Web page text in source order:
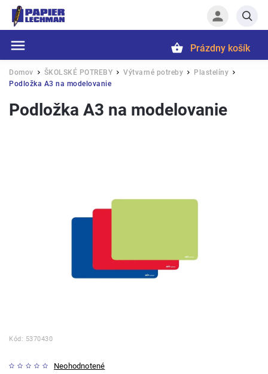
Hľadať
Prázdny košík
Domov / ŠKOLSKÉ POTREBY / Výtvarné potreby / Plastelíny /
Podložka A3 na modelovanie
Podložka A3 na modelovanie
Kód: 5370430
Neohodnotené